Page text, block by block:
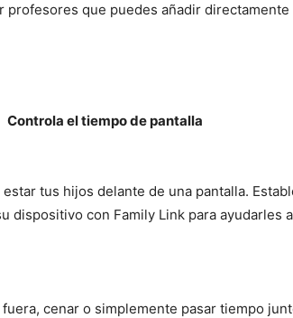
profesores que puedes añadir
Controla el tiempo de pantalla
tus hijos delante de una pantalla.
dispositivo con Family Link para ayudarles
cenar o simplemente pasar tiempo